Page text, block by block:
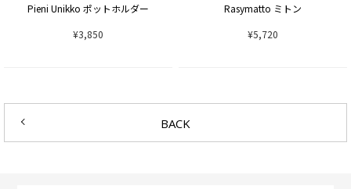
Pieni Unikko ポットホルダー
¥3,850
Rasymatto ミトン
¥5,720
BACK